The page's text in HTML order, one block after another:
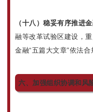
（十八）稳妥有序推进
融等改革试验区建设，
金融“五篇大文章”依法
六、加强组织协调和风